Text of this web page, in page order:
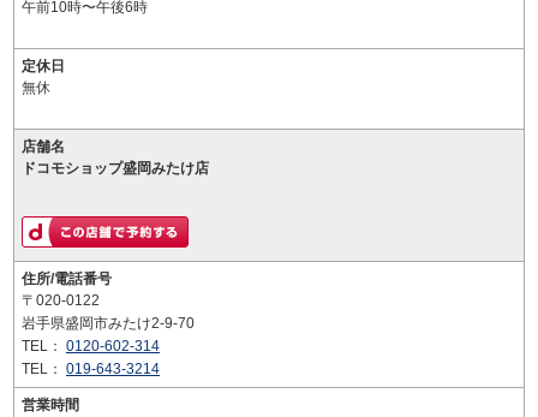
午前10時〜午後6時
定休日
無休
店舗名
ドコモショップ盛岡みたけ店
住所/電話番号
〒020-0122
岩手県盛岡市みたけ2-9-70
TEL： 0120-602-314
TEL： 019-643-3214
営業時間